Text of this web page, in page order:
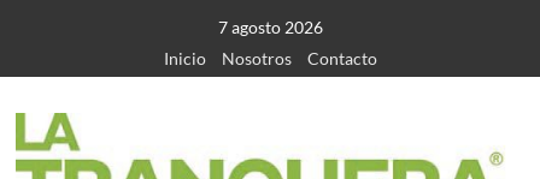
contenido
7 agosto 2026
Inicio
Nosotros Contacto